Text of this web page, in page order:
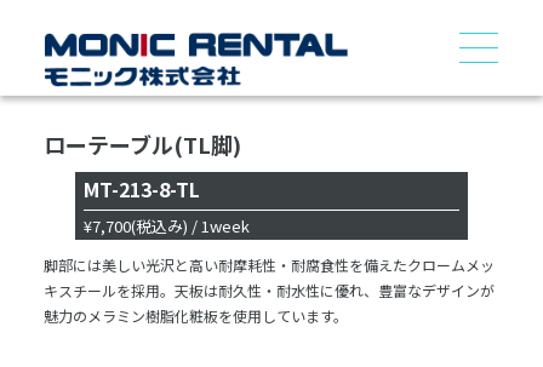
ローテーブル(TL脚)
MT-213-8-TL
¥7,700(税込み) / 1week
脚部には美しい光沢と高い耐摩耗性・耐腐食性を備えたクロームメッ
キスチールを採用。天板は耐久性・耐水性に優れ、豊富なデザインが
魅力のメラミン樹脂化粧板を使用しています。